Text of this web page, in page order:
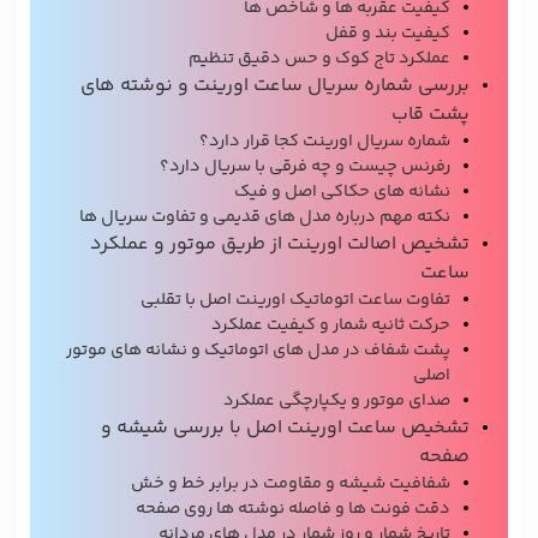
کیفیت عقربه ها و شاخص ها
کیفیت بند و قفل
عملکرد تاج کوک و حس دقیق تنظیم
بررسی شماره سریال ساعت اورینت و نوشته های
پشت قاب
شماره سریال اورینت کجا قرار دارد؟
رفرنس چیست و چه فرقی با سریال دارد؟
نشانه های حکاکی اصل و فیک
نکته مهم درباره مدل های قدیمی و تفاوت سریال ها
تشخیص اصالت اورینت از طریق موتور و عملکرد
ساعت
تفاوت ساعت اتوماتیک اورینت اصل با تقلبی
حرکت ثانیه شمار و کیفیت عملکرد
پشت شفاف در مدل های اتوماتیک و نشانه های موتور
اصلی
صدای موتور و یکپارچگی عملکرد
تشخیص ساعت اورینت اصل با بررسی شیشه و
صفحه
شفافیت شیشه و مقاومت در برابر خط و خش
دقت فونت ها و فاصله نوشته ها روی صفحه